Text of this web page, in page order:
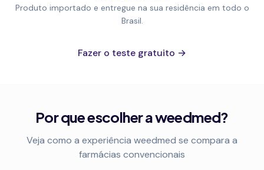
Produto importado e entregue na sua residência em todo o
Brasil.
Fazer o teste gratuito →
Por que escolher a weedmed?
Veja como a experiência weedmed se compara a
farmácias convencionais